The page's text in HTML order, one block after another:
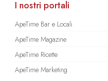
I nostri portali
ApeTime Bar e Locali
ApeTime Magazine
ApeTime Ricette
ApeTime Marketing